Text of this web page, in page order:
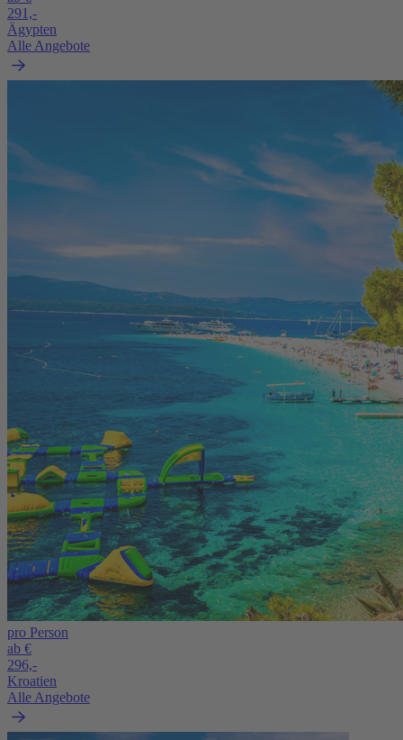
291,-
Ägypten
Alle Angebote
pro Person
ab €
296,-
Kroatien
Alle Angebote